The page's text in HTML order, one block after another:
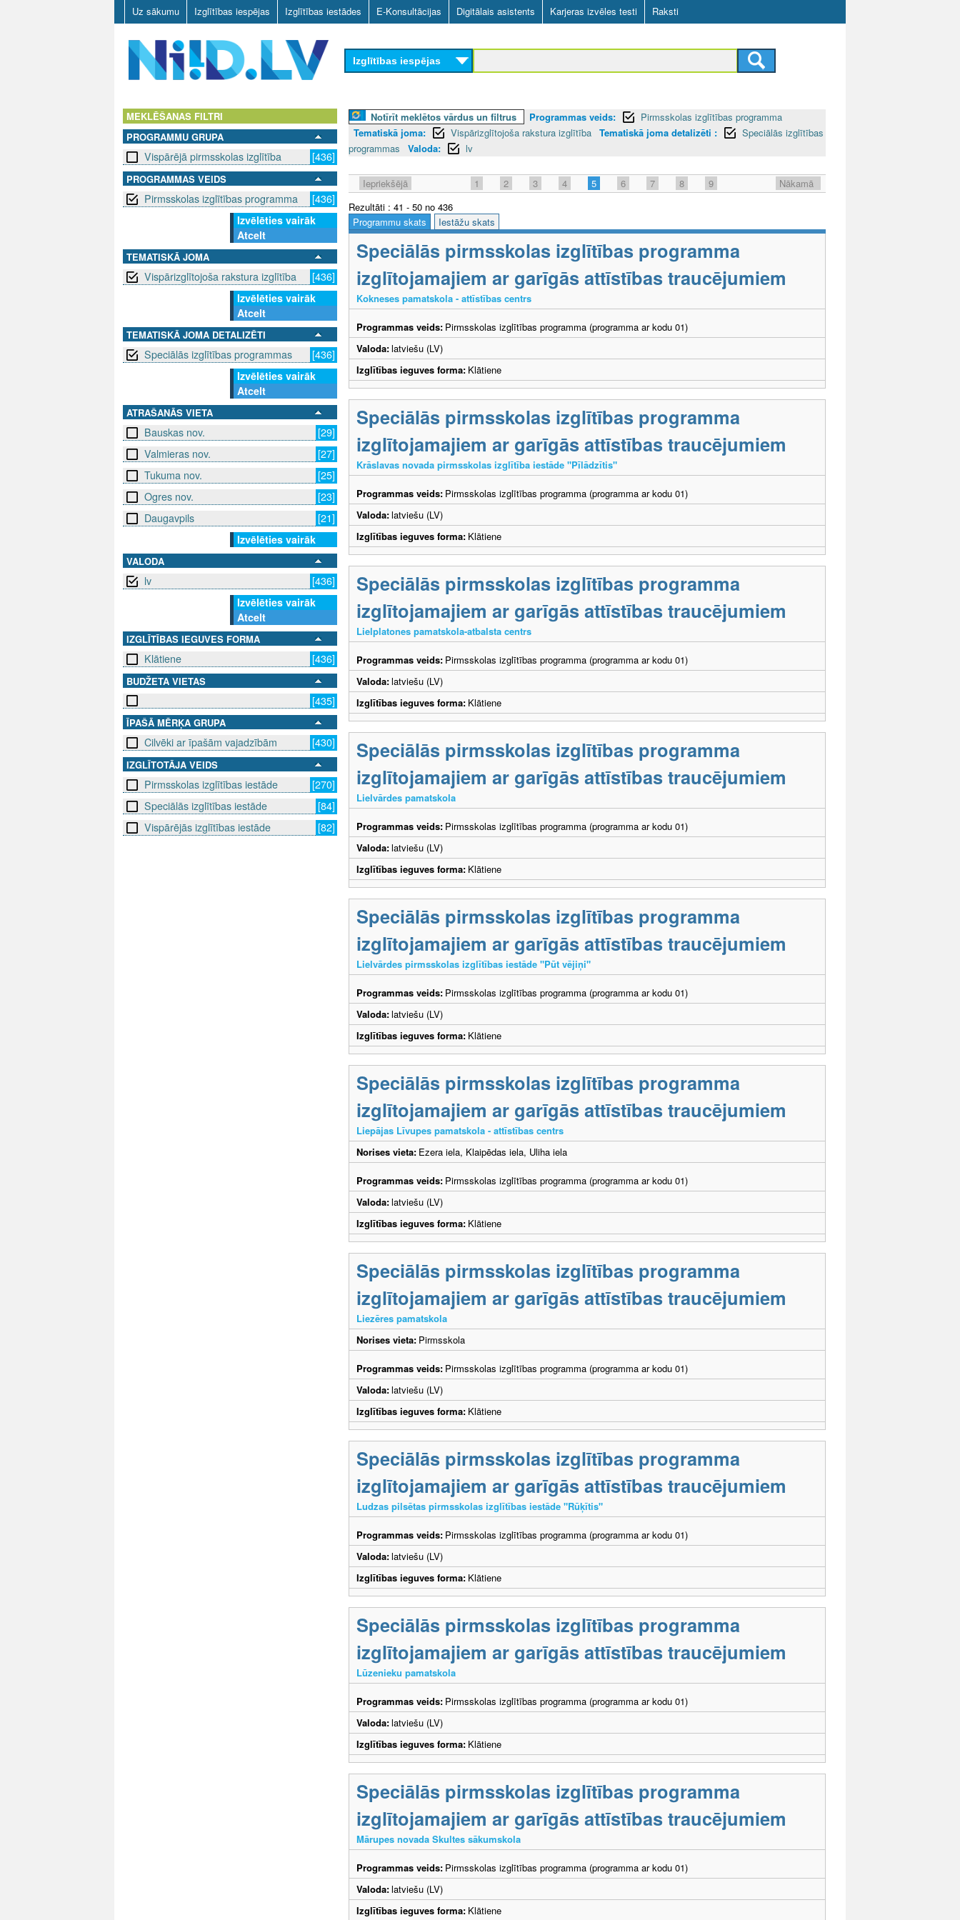
Skip
to
main
content
Uz sākumu Izglītības iespējas Izglītības iestādes E-Konsultācijas Digitālais asistents Karjeras izvēles testi Raksti
D
V
Izglītības iespējas
MEKLĒŠANAS FILTRI
PROGRAMMU GRUPA
Vispārējā pirmsskolas izglītība [436]
PROGRAMMAS VEIDS
Pirmsskolas izglītības programma
[436]
Izvēlēties vairāk
Atcelt
TEMATISKĀ JOMA
Vispārizglītojoša rakstura izglītība
[436]
Izvēlēties vairāk
Atcelt
TEMATISKĀ JOMA DETALIZĒTI
Speciālās izglītības programmas
[436]
Izvēlēties vairāk
Atcelt
ATRAŠANĀS VIETA
Bauskas nov.
[29]
Valmieras nov.
[27]
Tukuma nov.
[25]
Ogres nov.
[23]
Daugavpils
[21]
Izvēlēties vairāk
VALODA
lv
[436]
Izvēlēties vairāk
Atcelt
IZGLĪTĪBAS IEGUVES FORMA
Klātiene [436]
BUDŽETA VIETAS
[435]
ĪPAŠĀ MĒRĶA GRUPA
Cilvēki ar īpašām vajadzībām [430]
IZGLĪTOTĀJA VEIDS
Pirmsskolas izglītības iestāde
[270]
Speciālās izglītības iestāde
[84]
Vispārējās izglītības iestāde
[82]
Notīrīt meklētos vārdus un filtrus Programmas veids:
Pirmsskolas izglītības programma
Tematiskā joma:
Vispārizglītojoša rakstura izglītība Tematiskā joma detalizēti :
Speciālās izglītības
programmas
Valoda: lv
Iepriekšējā 1 2 3 4 5 6 7 8 9
Nākamā
Rezultāti : 41 - 50 no 436
Programmu skats
Iestāžu skats
Speciālās pirmsskolas izglītības programma
izglītojamajiem ar garīgās attīstības traucējumiem
Kokneses pamatskola - attīstības centrs
Programmas veids: Pirmsskolas izglītības programma (programma ar kodu 01)
Valoda:latviešu (LV)
Izglītības ieguves forma: Klātiene
Speciālās pirmsskolas izglītības programma
izglītojamajiem ar garīgās attīstības traucējumiem
Krāslavas novada pirmsskolas izglītība iestāde "Pīlādzītis"
Programmas veids: Pirmsskolas izglītības programma (programma ar kodu 01)
Valoda:latviešu (LV)
Izglītības ieguves forma: Klātiene
Speciālās pirmsskolas izglītības programma
izglītojamajiem ar garīgās attīstības traucējumiem
Lielplatones pamatskola-atbalsta centrs
Programmas veids: Pirmsskolas izglītības programma (programma ar kodu 01)
Valoda:latviešu (LV)
Izglītības ieguves forma: Klātiene
Speciālās pirmsskolas izglītības programma
izglītojamajiem ar garīgās attīstības traucējumiem
Lielvārdes pamatskola
Programmas veids: Pirmsskolas izglītības programma (programma ar kodu 01)
Valoda:latviešu (LV)
Izglītības ieguves forma: Klātiene
Speciālās pirmsskolas izglītības programma
izglītojamajiem ar garīgās attīstības traucējumiem
Lielvārdes pirmsskolas izglītības iestāde "Pūt vējiņi"
Programmas veids: Pirmsskolas izglītības programma (programma ar kodu 01)
Valoda:latviešu (LV)
Izglītības ieguves forma: Klātiene
Speciālās pirmsskolas izglītības programma
izglītojamajiem ar garīgās attīstības traucējumiem
Liepājas Līvupes pamatskola - attīstības centrs
Norises vieta: Ezera iela, Klaipēdas iela, Uliha iela
Programmas veids: Pirmsskolas izglītības programma (programma ar kodu 01)
Valoda:latviešu (LV)
Izglītības ieguves forma: Klātiene
Speciālās pirmsskolas izglītības programma
izglītojamajiem ar garīgās attīstības traucējumiem
Liezēres pamatskola
Norises vieta: Pirmsskola
Programmas veids: Pirmsskolas izglītības programma (programma ar kodu 01)
Valoda:latviešu (LV)
Izglītības ieguves forma: Klātiene
Speciālās pirmsskolas izglītības programma
izglītojamajiem ar garīgās attīstības traucējumiem
Ludzas pilsētas pirmsskolas izglītības iestāde "Rūķītis"
Programmas veids: Pirmsskolas izglītības programma (programma ar kodu 01)
Valoda:latviešu (LV)
Izglītības ieguves forma: Klātiene
Speciālās pirmsskolas izglītības programma
izglītojamajiem ar garīgās attīstības traucējumiem
Lūzenieku pamatskola
Programmas veids: Pirmsskolas izglītības programma (programma ar kodu 01)
Valoda:latviešu (LV)
Izglītības ieguves forma: Klātiene
Speciālās pirmsskolas izglītības programma
izglītojamajiem ar garīgās attīstības traucējumiem
Mārupes novada Skultes sākumskola
Programmas veids: Pirmsskolas izglītības programma (programma ar kodu 01)
Valoda:latviešu (LV)
Izglītības ieguves forma: Klātiene